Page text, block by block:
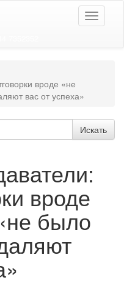
Toggle
вроде «не
вас от успеха»
Искать
вроде
было